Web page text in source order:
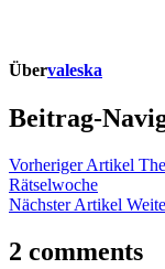
Übervaleska
Beitrag-
Vorheriger Artikel
Rätselwoche
Nächster Artikel
2 comments